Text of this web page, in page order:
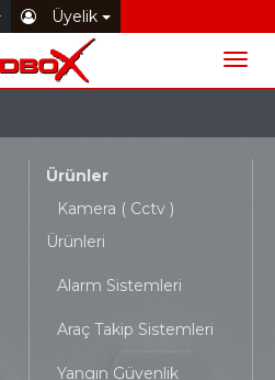
Üyelik
Ürünler
Kamera ( Cctv )
Ürünleri
Alarm Sistemleri
Araç Takip Sistemleri
Yangın Güvenlik